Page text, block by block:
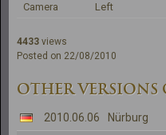
Camera
Left
4433 views
Posted on 22/08/2010
OTHER VERSIONS
2010.06.06 Nürburg